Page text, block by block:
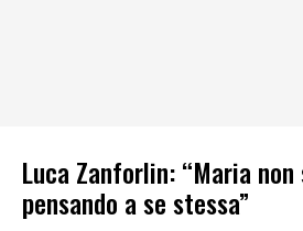
Luca Zanforlin: “Maria
pensando a se stessa”